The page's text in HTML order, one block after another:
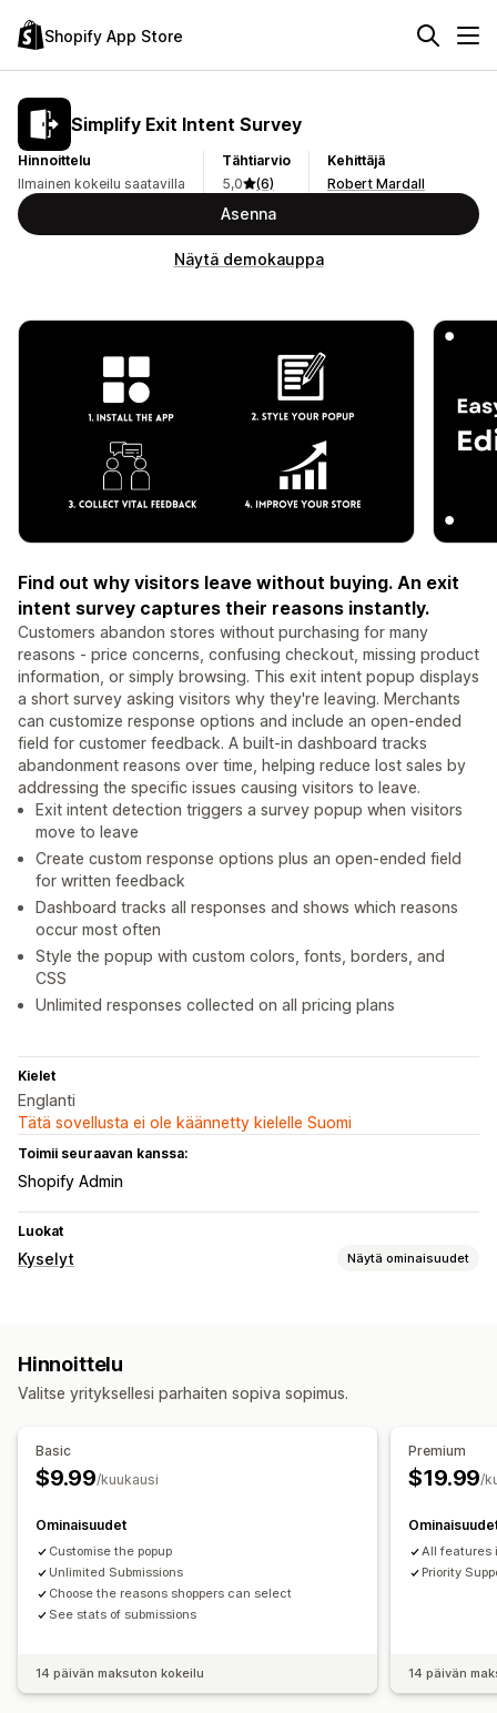
Shopify App Store
Simplify Exit Intent Survey
Hinnoittelu
Ilmainen kokeilu saatavilla
Tähtiarvio
5,0
(6)
Kehittäjä
Robert Mardall
Asenna
Näytä demokauppa
Find out why visitors leave without buying. An exit
intent survey captures their reasons instantly.
Customers abandon stores without purchasing for many
reasons - price concerns, confusing checkout, missing product
information, or simply browsing. This exit intent popup displays
a short survey asking visitors why they're leaving. Merchants
can customize response options and include an open-ended
field for customer feedback. A built-in dashboard tracks
abandonment reasons over time, helping reduce lost sales by
addressing the specific issues causing visitors to leave.
Exit intent detection triggers a survey popup when visitors
move to leave
Create custom response options plus an open-ended field
for written feedback
Dashboard tracks all responses and shows which reasons
occur most often
Style the popup with custom colors, fonts, borders, and
CSS
Unlimited responses collected on all pricing plans
Kielet
Englanti
Tätä sovellusta ei ole käännetty kielelle Suomi
Toimii seuraavan kanssa:
Shopify Admin
Luokat
Kyselyt Näytä ominaisuudet
Hinnoittelu
Valitse yrityksellesi parhaiten sopiva sopimus.
Basic
$9.99/kuukausi
Ominaisuudet
Customise the popup
Unlimited Submissions
Choose the reasons shoppers can select
See stats of submissions
14 päivän maksuton kokeilu
Premium
$19.99/
All features
Priority
14 päivän